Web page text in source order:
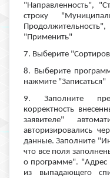
"Направленность",
строку
"Применить"
7. Выберите
8. Выберите
нажмите "Записаться"
9. Заполните
корректность
заявителе"
авторизировались
данные. Заполните
что все поля
о программе".
из выпадающего